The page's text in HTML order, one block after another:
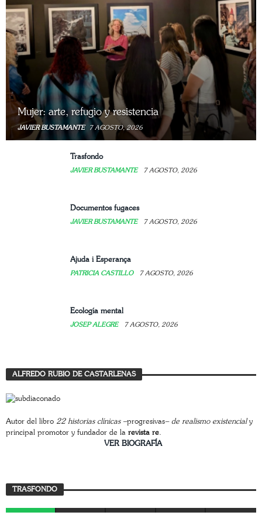
Mujer: arte, refugio y resistencia
JAVIER BUSTAMANTE 7 AGOSTO, 2026
Trasfondo
JAVIER BUSTAMANTE 7 AGOSTO, 2026
Documentos fugaces
JAVIER BUSTAMANTE 7 AGOSTO, 2026
Ajuda i Esperança
PATRICIA CASTILLO 7 AGOSTO, 2026
Ecología mental
JOSEP ALEGRE 7 AGOSTO, 2026
ALFREDO RUBIO DE CASTARLENAS
Autor del libro 22 historias clínicas –progresivas– de realismo existencialy
principal promotor y fundador de la revista re.
VER BIOGRAFÍA
TRASFONDO